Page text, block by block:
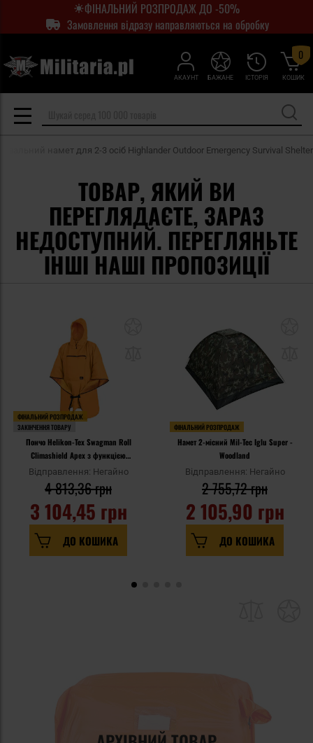
ФІНАЛЬНИЙ РОЗПРОДАЖ ДО -50%
Замовлення відразу направляються на обробку
АКАУНТ ІСТОРІЯ
БАЖАНЕ КОШИК
0
намет для 2-3 осіб Highlander Outdoor Emergency Survival Shelter
ТОВАР, ЯКИЙ ВИ
ПЕРЕГЛЯДАЄТЕ, ЗАРАЗ
НЕДОСТУПНИЙ. ПЕРЕГЛЯНЬТЕ
ІНШІ НАШІ ПРОПОЗИЦІЇ
ФІНАЛЬНИЙ РОЗПРОДАЖ
ЗАКІНЧЕННЯ ТОВАРУ
Пончо Helikon-Tex Swagman Roll
Climashield Apex з функцією
спального мішка - Orange
Відправлення: Негайно
3 104,45 грн
4 813,36 грн
ДО КОШИКА
ФІНАЛЬНИЙ РОЗПРОДАЖ
Намет 2-місний Mil-Tec Iglu Super -
Woodland
Відправлення: Негайно
2 105,90 грн
2 755,72 грн
ДО КОШИКА